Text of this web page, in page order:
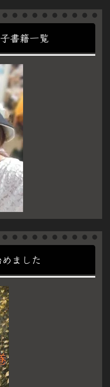
書籍一覧
ました